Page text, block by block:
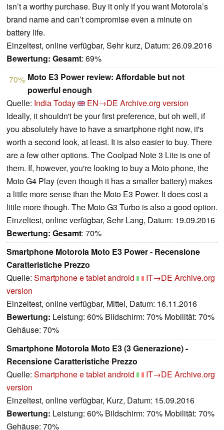
isn’t a worthy purchase. Buy it only if you want Motorola’s
brand name and can’t compromise even a minute on
battery life.
Einzeltest, online verfügbar, Sehr kurz, Datum: 26.09.2016
Bewertung: Gesamt: 69%
70% Moto E3 Power review: Affordable but not
powerful enough
Quelle: India Today EN→DE Archive.org version
Ideally, it shouldn't be your first preference, but oh well, if
you absolutely have to have a smartphone right now, it's
worth a second look, at least. It is also easier to buy. There
are a few other options. The Coolpad Note 3 Lite is one of
them. If, however, you're looking to buy a Moto phone, the
Moto G4 Play (even though it has a smaller battery) makes
a little more sense than the Moto E3 Power. It does cost a
little more though. The Moto G3 Turbo is also a good option.
Einzeltest, online verfügbar, Sehr Lang, Datum: 19.09.2016
Bewertung: Gesamt: 70%
Smartphone Motorola Moto E3 Power - Recensione
Caratteristiche Prezzo
Quelle: Smartphone e tablet android IT→DE Archive.org
version
Einzeltest, online verfügbar, Mittel, Datum: 16.11.2016
Bewertung: Leistung: 60% Bildschirm: 70% Mobilität: 70%
Gehäuse: 70%
Smartphone Motorola Moto E3 (3 Generazione) -
Recensione Caratteristiche Prezzo
Quelle: Smartphone e tablet android IT→DE Archive.org
version
Einzeltest, online verfügbar, Kurz, Datum: 15.09.2016
Bewertung: Leistung: 60% Bildschirm: 70% Mobilität: 70%
Gehäuse: 70%